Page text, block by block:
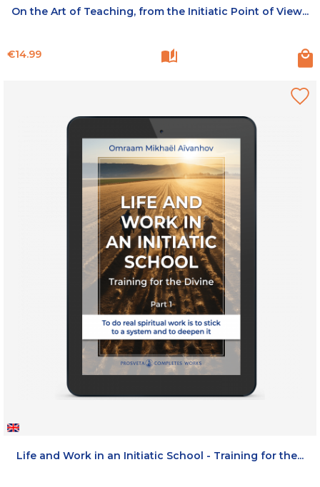
On the Art of Teaching, from the Initiatic Point of View...
Price
€14.99
Life and Work in an Initiatic School - Training for the...